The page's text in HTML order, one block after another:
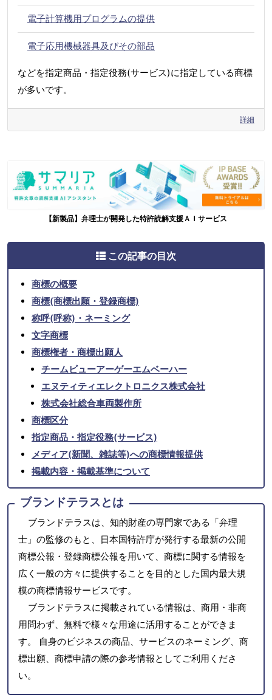
電子計算機用プログラムの提供
電子応用機械器具及びその部品
などを指定商品・指定役務(サービス)に指定している商標
が多いです。
詳細
【新製品】弁理士が開発した特許読解支援ＡＩサービス
この記事の目次
商標の概要
商標(商標出願・登録商標)
称呼(呼称)・ネーミング
文字商標
商標権者・商標出願人
チームビューアーゲーエムベーハー
エヌティティエレクトロニクス株式会社
株式会社総合車両製作所
商標区分
指定商品・指定役務(サービス)
メディア(新聞、雑誌等)への商標情報提供
掲載内容・掲載基準について
ブランドテラスとは
ブランドテラスは、知的財産の専門家である「弁理
士」の監修のもと、日本国特許庁が発行する最新の公開
商標公報・登録商標公報を用いて、商標に関する情報を
広く一般の方々に提供することを目的とした国内最大規
模の商標情報サービスです。
ブランドテラスに掲載されている情報は、商用・非商
用問わず、無料で様々な用途に活用することができま
す。 自身のビジネスの商品、サービスのネーミング、商
標出願、商標申請の際の参考情報としてご利用くださ
い。